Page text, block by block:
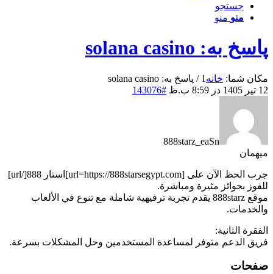
جستجو
منو منو
پاسخ به: solana casino
مکان شما: خانه 1
/ پاسخ به: solana casino
12 تیر 1405 در 8:59 ب.ظ
#143076
888starz_eaSn
میهمان
جرب الحظ الآن على [url=https://888starsegypt.com]استار 888[/url]
للفوز بجوائز مثيرة ومباشرة.
موقع 888starz يقدم تجربة ترفيهية شاملة مع تنوع في الألعاب
والخدمات.
الفقرة الثانية:
فريق الدعم متوفر لمساعدة المستخدمين وحل المشكلات بسرعة.
صفحات